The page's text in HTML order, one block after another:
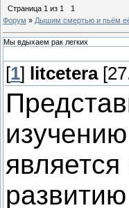
Страница 1 из 1
1
Форум » Дышим смертью и пьём
Мы вдыхаем рак легких
[1] litcetera